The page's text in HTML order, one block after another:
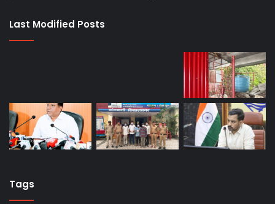
Last Modified Posts
Tags